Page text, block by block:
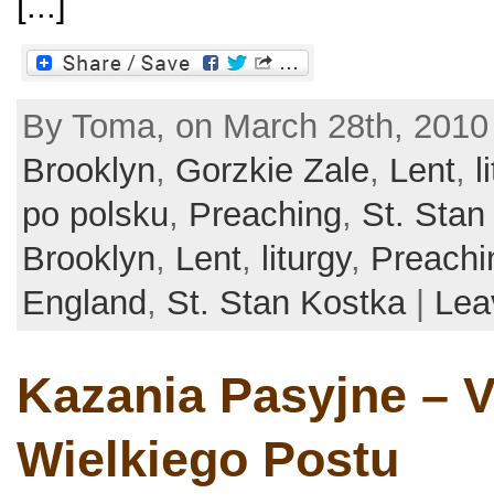
By Toma, on March 28th,
Brooklyn, Gorzkie Zale, Lent,
po polsku, Preaching, St.
Brooklyn, Lent, liturgy,
England , St. Stan Kostka|
Kazania Pasyjne –
Wielkiego Postu